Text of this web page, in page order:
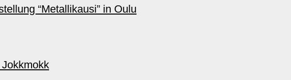
“Metallikausi” in Oulu